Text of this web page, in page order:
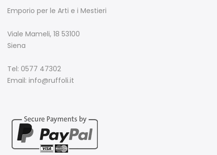
Emporio per le Arti e i Mestieri
Viale Mameli, 18 53100
Siena
Tel: 0577 47302
Email: info@ruffoli.it